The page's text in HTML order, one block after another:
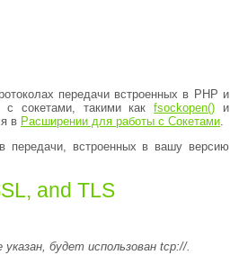
передачи встроенных в PHP и
с сокетами, такими какfsockopen() и
в Расширении для работы с Сокетами
передачи, встроенных в вашу версию
and TLS
будет использован tcp://.